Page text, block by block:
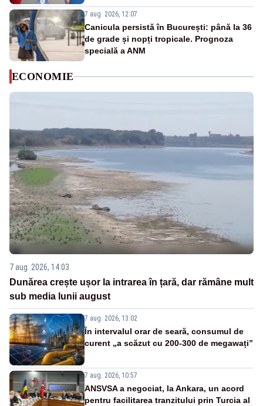
7 aug. 2026, 12:07
Canicula persistă în București: până la 36
de grade și nopți tropicale. Prognoza
specială a ANM
ECONOMIE
7 aug. 2026, 14:03
Dunărea crește ușor la intrarea în țară, dar rămâne mult
sub media lunii august
7 aug. 2026, 13:02
În intervalul orar de seară, consumul de
curent „a scăzut cu 200-300 de megawați”
7 aug. 2026, 10:57
ANSVSA a negociat, la Ankara, un acord
pentru facilitarea tranzitului prin Turcia al